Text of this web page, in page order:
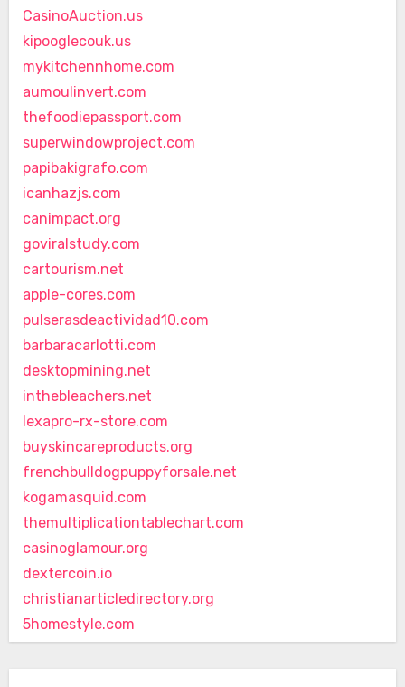
CasinoAuction.us
kipooglecouk.us
mykitchennhome.com
aumoulinvert.com
thefoodiepassport.com
superwindowproject.com
papibakigrafo.com
icanhazjs.com
canimpact.org
goviralstudy.com
cartourism.net
apple-cores.com
pulserasdeactividad10.com
barbaracarlotti.com
desktopmining.net
inthebleachers.net
lexapro-rx-store.com
buyskincareproducts.org
frenchbulldogpuppyforsale.net
kogamasquid.com
themultiplicationtablechart.com
casinoglamour.org
dextercoin.io
christianarticledirectory.org
5homestyle.com